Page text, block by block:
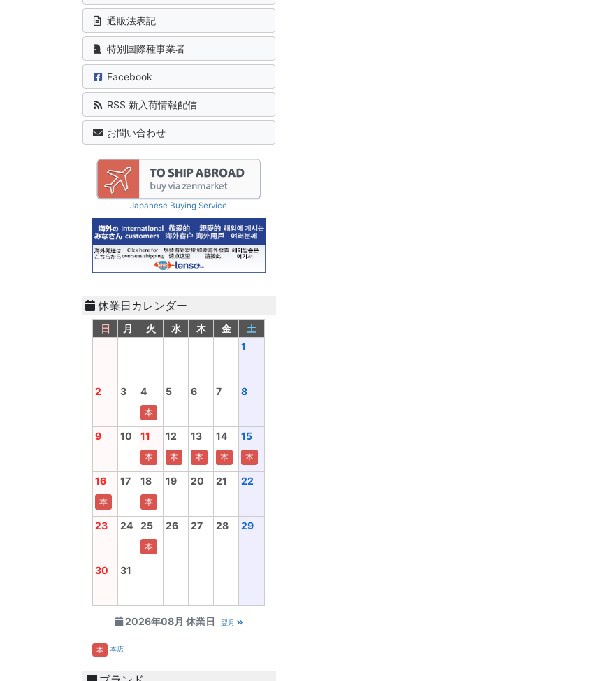
通販法表記
特別国際種事業者
Facebook
RSS 新入荷情報配信
お問い合わせ
Japanese Buying Service
休業日カレンダー
2026年08月 休業日 翌月
日 月 火 水 木 金
土
1
2 3 4
本
5 6 7 8
9 10 11
本
12
本
13
本
14
本
15
本
16
本
17 18
本
19 20 21 22
23 24 25
本
26 27 28 29
30 31
本 本店